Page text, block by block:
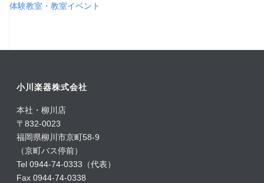
体験教室・教室イベント
小川楽器株式会社
本社・柳川店
〒832-0023
福岡県柳川市京町58-9
（京町バス停前）
Tel 0944-74-0333（代表）
Fax 0944-74-0338